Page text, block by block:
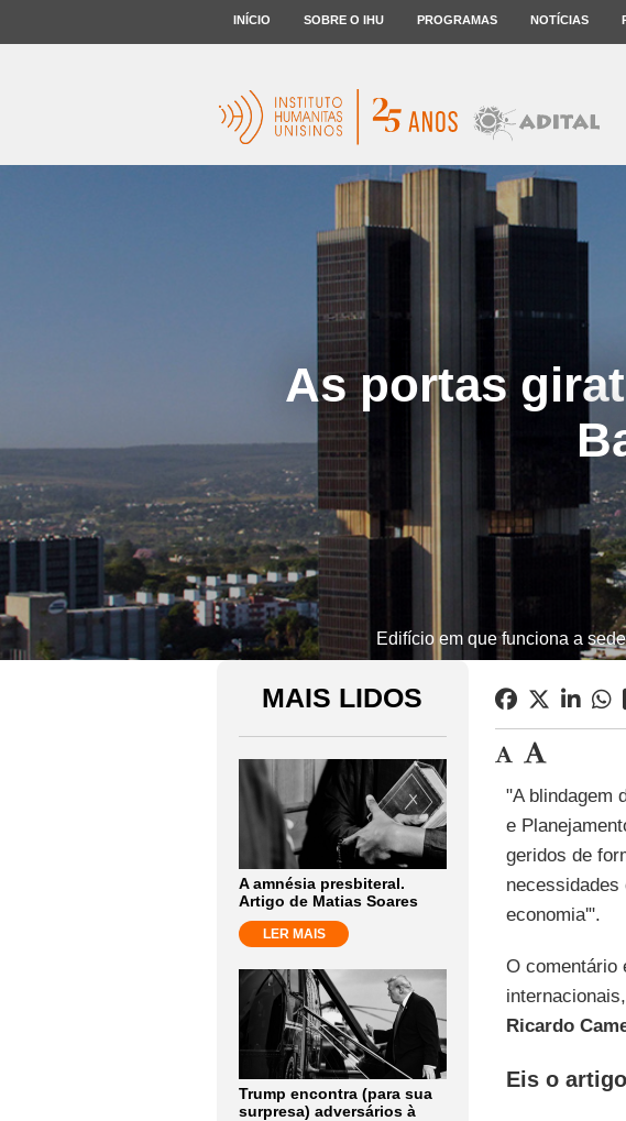
INÍCIO SOBRE O IHU PROGRAMAS NOTÍCIAS
As portas
Edifício em que funciona a
MAIS LIDOS
A amnésia presbiteral.
Artigo de Matias Soares
LER MAIS
Trump encontra (para sua
surpresa) adversários à
"A blindagem
e
geridos de
necessidades
economia'".
O comentário
internacionais,
Ricardo
Eis o